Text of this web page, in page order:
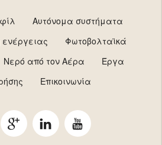
Αυτόνομα συστήματα
Φωτοβολταϊκά
Νερό από τον Αέρα
Έργα
Επικοινωνία